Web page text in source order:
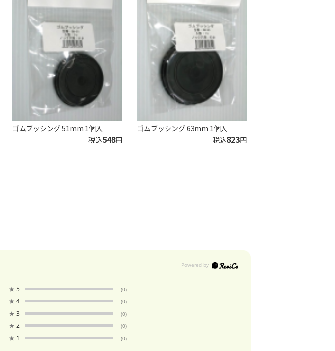
ゴムブッシング 51mm 1個入
税込548円
ゴムブッシング 63mm 1個入
税込823円
★ 5 (0)
★ 4 (0)
★ 3 (0)
★ 2 (0)
★ 1 (0)